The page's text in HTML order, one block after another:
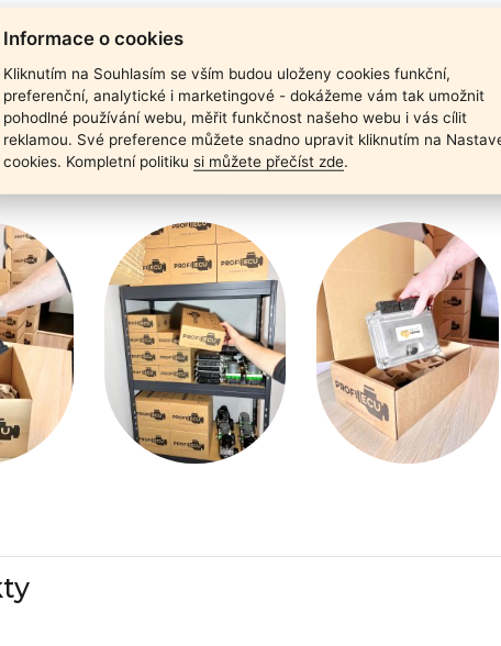
funkčnosti produktu
Informace o cookies
Kliknutím na Souhlasím se vším budou uloženy cookies funkční,
preferenční, analytické i marketingové - dokážeme vám tak umožnit
pohodlné používání webu, měřit funkčnost našeho webu i vás cílit
reklamou. Své preference můžete snadno upravit kliknutím na
cookies. Kompletní politiku si můžete přečíst zde.